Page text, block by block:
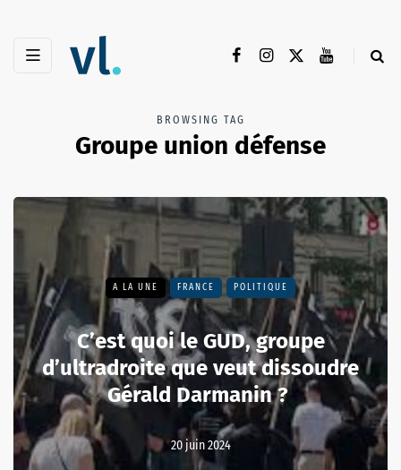
BROWSING TAG
Groupe union défense
A LA UNE FRANCE POLITIQUE
C’est quoi le GUD, groupe
d’ultradroite que veut dissoudre
Gérald Darmanin ?
20 juin 2024